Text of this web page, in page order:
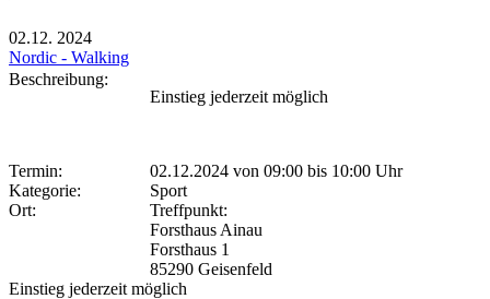
02.12. 2024
Nordic - Walking
Beschreibung:
Einstieg jederzeit möglich
Termin: 02.12.2024 von 09:00 bis 10:00 Uhr
Kategorie:
Sport
Ort:
Treffpunkt:
Forsthaus Ainau
Forsthaus 1
85290 Geisenfeld
Einstieg jederzeit möglich